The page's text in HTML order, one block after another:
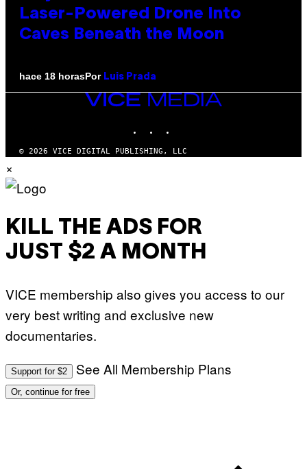
Laser-Powered Drone Into
Caves Beneath the Moon
hace 18 horasPor Luis Prada
VICE
MEDIA
© 2026 VICE DIGITAL PUBLISHING, LLC
×
KILL THE ADS FOR
JUST $2 A MONTH
VICE membership also gives you access to our
very best writing and exclusive new
documentaries.
Support for $2 See All Membership Plans
Or, continue for free